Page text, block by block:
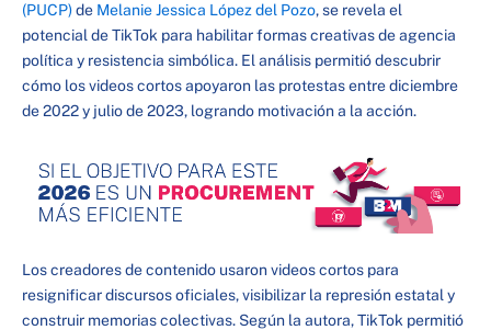
(PUCP)de Melanie Jessica López del Pozo, se revela el
potencial de TikTok para habilitar formas creativas de agencia
política y resistencia simbólica. El análisis permitió descubrir
cómo los videos cortos apoyaron las protestas entre diciembre
de 2022 y julio de 2023, logrando motivación a la acción.
Los creadores de contenido usaron videos cortos para
resignificar discursos oficiales, visibilizar la represión estatal y
construir memorias colectivas. Según la autora, TikTok permitió